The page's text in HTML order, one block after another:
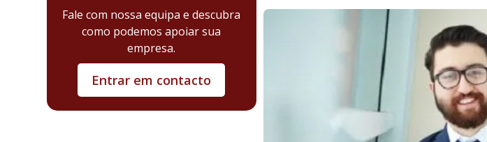
Fale com nossa equipa e descubra
como podemos apoiar sua
empresa.
Entrar em contacto